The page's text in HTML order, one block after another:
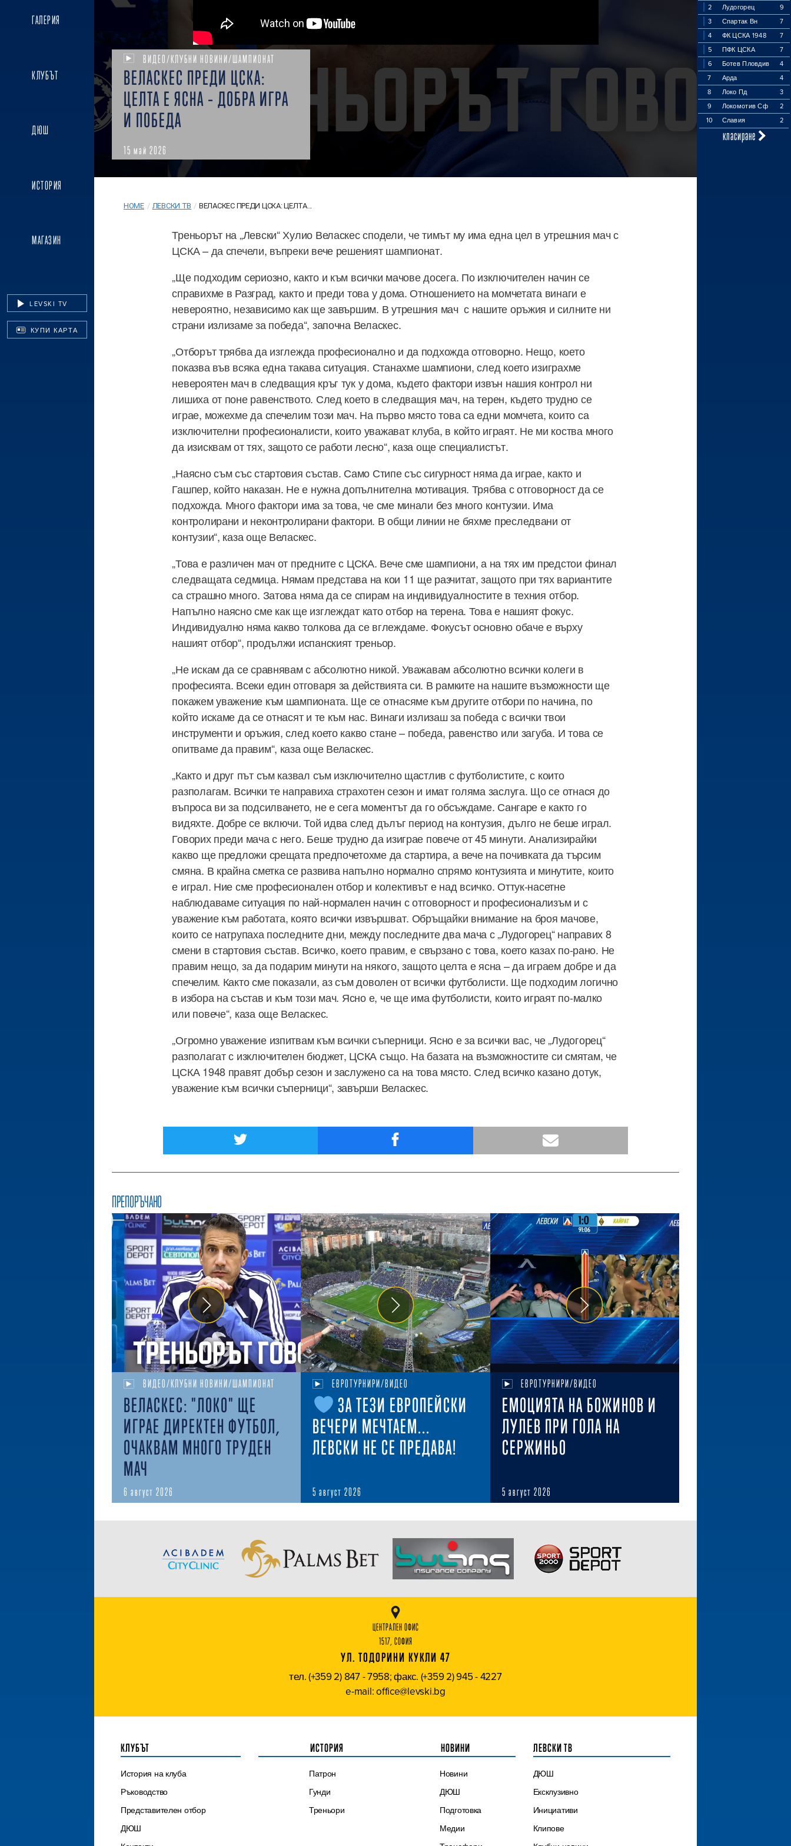
ГАЛЕРИЯ
КЛУБЪТ
ДЮШ
ИСТОРИЯ
МАГАЗИН
LEVSKI TV
КУПИ КАРТА
2 Лудогорец
9
3
Спартак Вн
7
4
ФК ЦСКА 1948
7
5
ПФК ЦСКА
7
6
Ботев Пловдив
4
7
Арда
4
8
Локо Пд
3
9
Локомотив Сф
2
10
Славия 2
класиране
ВИДЕО/КЛУБНИ НОВИНИ/ШАМПИОНАТ
ВЕЛАСКЕС ПРЕДИ ЦСКА:
ЦЕЛТА Е ЯСНА – ДОБРА ИГРА
И ПОБЕДА
15 май 2026
HOME / ЛЕВСКИ ТВ / ВЕЛАСКЕС ПРЕДИ ЦСКА: ЦЕЛТА...
Треньорът на „Левски“ Хулио Веласкес сподели, че тимът му има една цел в утрешния мач с
ЦСКА – да спечели, въпреки вече решеният шампионат.
„Ще подходим сериозно, както и към всички мачове досега. По изключителен начин се
справихме в Разград, както и преди това у дома. Отношението на момчетата винаги е
невероятно, независимо как ще завършим. В утрешния мач с нашите оръжия и силните ни
страни излизаме за победа“, започна Веласкес.
„Отборът трябва да изглежда професионално и да подхожда отговорно. Нещо, което
показва във всяка една такава ситуация. Станахме шампиони, след което изиграхме
невероятен мач в следващия кръг тук у дома, където фактори извън нашия контрол ни
лишиха от поне равенството. След което в следващия мач, на терен, където трудно се
играе, можехме да спечелим този мач. На първо място това са едни момчета, които са
изключителни професионалисти, които уважават клуба, в който играят. Не ми коства много
да изисквам от тях, защото се работи лесно“, каза още специалистът.
„Наясно съм със стартовия състав. Само Стипе със сигурност няма да играе, както и
Гашпер, който наказан. Не е нужна допълнителна мотивация. Трябва с отговорност да се
подхожда. Много фактори има за това, че сме минали без много контузии. Има
контролирани и неконтролирани фактори. В общи линии не бяхме преследвани от
контузии“, каза още Веласкес.
„Това е различен мач от предните с ЦСКА. Вече сме шампиони, а на тях им предстои финал
следващата седмица. Нямам представа на кои 11 ще разчитат, защото при тях вариантите
са страшно много. Затова няма да се спирам на индивидуалностите в техния отбор.
Напълно наясно сме как ще изглеждат като отбор на терена. Това е нашият фокус.
Индивидуално няма какво толкова да се вглеждаме. Фокусът основно обаче е върху
нашият отбор“, продължи испанският треньор.
„Не искам да се сравнявам с абсолютно никой. Уважавам абсолютно всички колеги в
професията. Всеки един отговаря за действията си. В рамките на нашите възможности ще
покажем уважение към шампионата. Ще се отнасяме към другите отбори по начина, по
който искаме да се отнасят и те към нас. Винаги излизаш за победа с всички твои
инструменти и оръжия, след което какво стане – победа, равенство или загуба. И това се
опитваме да правим“, каза още Веласкес.
„Както и друг път съм казвал съм изключително щастлив с футболистите, с които
разполагам. Всички те направиха страхотен сезон и имат голяма заслуга. Що се отнася до
въпроса ви за подсилването, не е сега моментът да го обсъждаме. Сангаре е както го
видяхте. Добре се включи. Той идва след дълъг период на контузия, дълго не беше играл.
Говорих преди мача с него. Беше трудно да изиграе повече от 45 минути. Анализирайки
какво ще предложи срещата предпочетохме да стартира, а вече на почивката да търсим
смяна. В крайна сметка се развива напълно нормално спрямо контузията и минутите, които
е играл. Ние сме професионален отбор и колективът е над всичко. Оттук-насетне
наблюдаваме ситуация по най-нормален начин с отговорност и професионализъм и с
уважение към работата, която всички извършват. Обръщайки внимание на броя мачове,
които се натрупаха последните дни, между последните два мача с „Лудогорец“ направих 8
смени в стартовия състав. Всичко, което правим, е свързано с това, което казах по-рано. Не
правим нещо, за да подарим минути на някого, защото целта е ясна – да играем добре и да
спечелим. Както сме показали, аз съм доволен от всички футболисти. Ще подходим логично
в избора на състав и към този мач. Ясно е, че ще има футболисти, които играят по-малко
или повече“, каза още Веласкес.
„Огромно уважение изпитвам към всички съперници. Ясно е за всички вас, че „Лудогорец“
разполагат с изключителен бюджет, ЦСКА също. На базата на възможностите си смятам, че
ЦСКА 1948 правят добър сезон и заслужено са на това място. След всичко казано дотук,
уважение към всички съперници“, завърши Веласкес.
ПРЕПОРЪЧАНО
ВИДЕО/КЛУБНИ НОВИНИ/ШАМПИОНАТ
ВЕЛАСКЕС: "ЛОКО" ЩЕ
ИГРАЕ ДИРЕКТЕН ФУТБОЛ,
ОЧАКВАМ МНОГО ТРУДЕН
МАЧ
6 август 2026
ЕВРОТУРНИРИ/ВИДЕО
ЗА ТЕЗИ ЕВРОПЕЙСКИ
ВЕЧЕРИ МЕЧТАЕМ...
ЛЕВСКИ НЕ СЕ ПРЕДАВА!
5 август 2026
ЕВРОТУРНИРИ/ВИДЕО
ЕМОЦИЯТА НА БОЖИНОВ И
ЛУЛЕВ ПРИ ГОЛА НА
СЕРЖИНЬО
5 август 2026
ЦЕНТРАЛЕН ОФИС
1517, СОФИЯ
УЛ. ТОДОРИНИ КУКЛИ 47
тел. (+359 2) 847 - 7958; факс. (+359 2) 945 - 4227
e-mail: office@levski.bg
КЛУБЪТ
История на клуба
Ръководство
Представителен отбор
ДЮШ
ИСТОРИЯ
Патрон
Гунди
Треньори
НОВИНИ
Новини
ДЮШ
Подготовка
Медии
ЛЕВСКИ ТВ
ДЮШ
Ексклузивно
Инициативи
Клипове